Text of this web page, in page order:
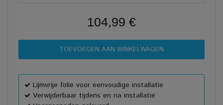
104,99 €
Lijmvrije folie voor eenvoudige installatie
Verwijderbaar tijdens en na installatie